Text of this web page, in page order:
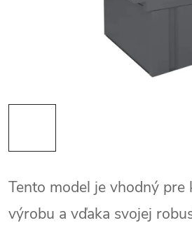
Tento model je vhodný pre
výrobu a vďaka svojej